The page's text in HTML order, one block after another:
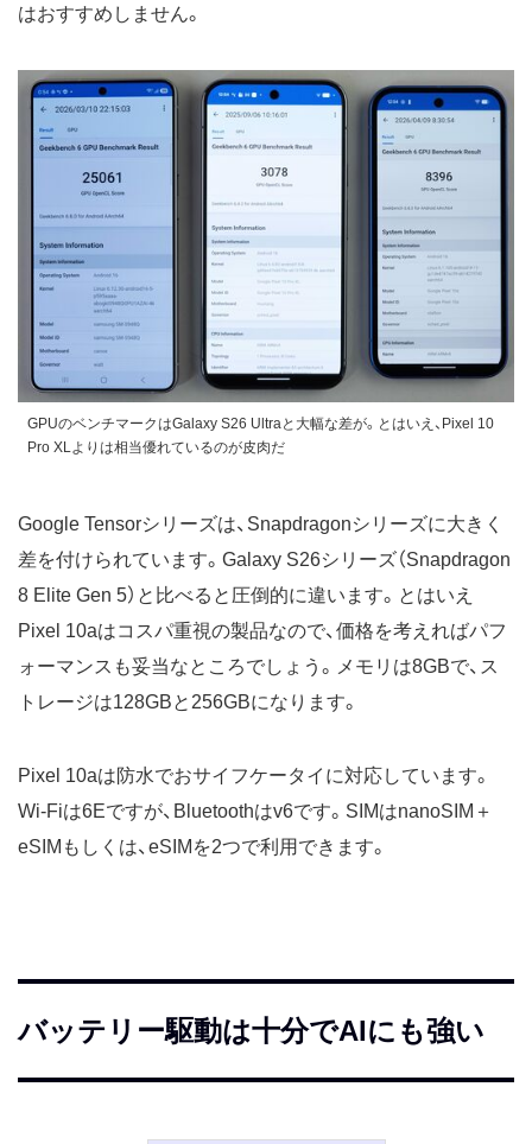
はおすすめしません。
GPUのベンチマークはGalaxy S26 Ultraと大幅な差が。とはいえ、Pixel 10
Pro XLよりは相当優れているのが皮肉だ
Google Tensorシリーズは、Snapdragonシリーズに大きく
差を付けられています。Galaxy S26シリーズ（Snapdragon
8 Elite Gen 5）と比べると圧倒的に違います。とはいえ
Pixel 10aはコスパ重視の製品なので、価格を考えればパフ
ォーマンスも妥当なところでしょう。メモリは8GBで、ス
トレージは128GBと256GBになります。
Pixel 10aは防水でおサイフケータイに対応しています。
Wi-Fiは6Eですが、Bluetoothはv6です。SIMはnanoSIM＋
eSIMもしくは、eSIMを2つで利用できます。
バッテリー駆動は十分でAIにも強い